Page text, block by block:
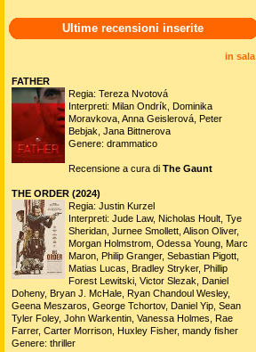
Ultime recensioni inserite
in sala
FATHER
Regia: Tereza Nvotová
Interpreti: Milan Ondrík, Dominika
Moravkova, Anna Geislerová, Peter
Bebjak, Jana Bittnerova
Genere: drammatico
Recensione a cura di The Gaunt
THE ORDER (2024)
Regia: Justin Kurzel
Interpreti: Jude Law, Nicholas Hoult, Tye
Sheridan, Jurnee Smollett, Alison Oliver,
Morgan Holmstrom, Odessa Young, Marc
Maron, Philip Granger, Sebastian Pigott,
Matias Lucas, Bradley Stryker, Phillip
Forest Lewitski, Victor Slezak, Daniel
Doheny, Bryan J. McHale, Ryan Chandoul Wesley,
Geena Meszaros, George Tchortov, Daniel Yip, Sean
Tyler Foley, John Warkentin, Vanessa Holmes, Rae
Farrer, Carter Morrison, Huxley Fisher, mandy fisher
Genere: thriller